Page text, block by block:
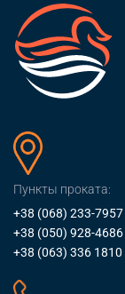
Пункты проката:
+38 (068) 233-7957
+38 (050) 928-4686
+38 (063) 336 1810